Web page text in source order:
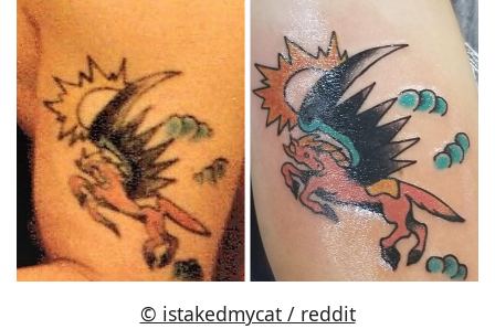
© istakedmycat / reddit